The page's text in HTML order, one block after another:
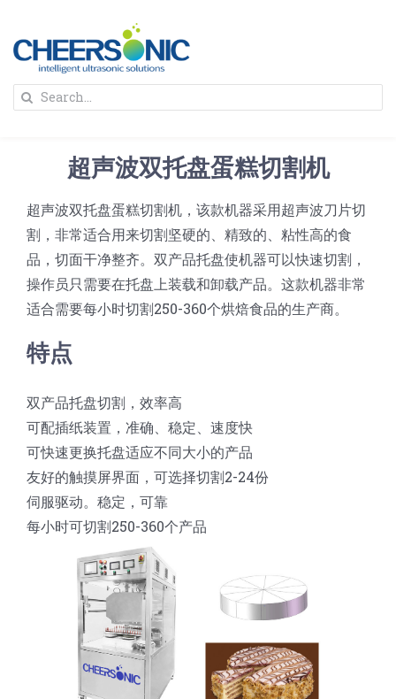
content
解决方案
蛋糕切割机
圆蛋糕切割机
蛋糕切块机
蛋糕切片机
三角蛋糕切割机
奶酪切片
圆形奶酪切片
块状奶酪切片
条状奶酪切片
挤出奶酪切片
三明治/披萨/寿司切割
披萨切割机
三明治切割机
寿司切割机
常温面团切割
冷冻面团切割
糕点/糖果
牛轧糖切割
阿胶糕切片
谷物棒切割
宠物食品
超声波设备
公司新闻
关于我们
人才招聘
联系我们
Search
超声波双托盘蛋糕切割机
超声波双托盘蛋糕切割机，该款机器采用超声波刀片切
割，非常适合用来切割坚硬的、精致的、粘性高的食
品，切面干净整齐。双产品托盘使机器可以快速切割，
操作员只需要在托盘上装载和卸载产品。这款机器非常
适合需要每小时切割250-360个烘焙食品的生产商。
特点
双产品托盘切割，效率高
可配插纸装置，准确、稳定、速度快
可快速更换托盘适应不同大小的产品
友好的触摸屏界面，可选择切割2-24份
伺服驱动。稳定，可靠
每小时可切割250-360个产品